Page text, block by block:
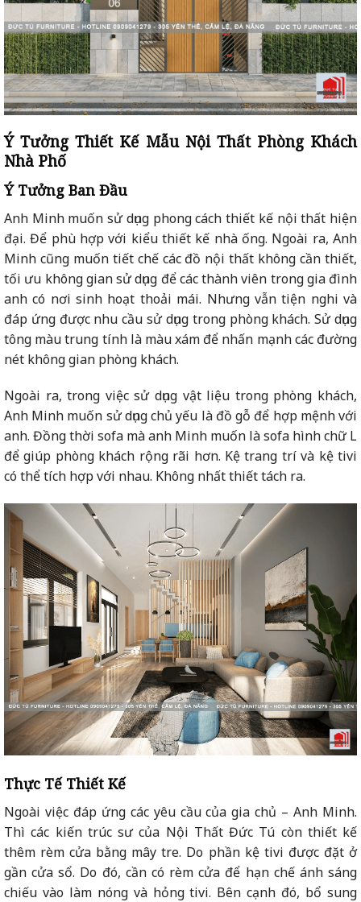
Ý Tưởng Thiết Kế Mẫu Nội Thất Phòng Khách
Nhà Phố
Ý Tưởng Ban Đầu
Anh Minh muốn sử dụng phong cách thiết kế nội thất hiện
đại. Để phù hợp với kiểu thiết kế nhà ống. Ngoài ra, Anh
Minh cũng muốn tiết chế các đồ nội thất không cần thiết,
tối ưu không gian sử dụng để các thành viên trong gia đình
anh có nơi sinh hoạt thoải mái. Nhưng vẫn tiện nghi và
đáp ứng được nhu cầu sử dụng trong phòng khách. Sử dụng
tông màu trung tính là màu xám để nhấn mạnh các đường
nét không gian phòng khách.
Ngoài ra, trong việc sử dụng vật liệu trong phòng khách,
Anh Minh muốn sử dụng chủ yếu là đồ gỗ để hợp mệnh với
anh. Đồng thời sofa mà anh Minh muốn là sofa hình chữ L
để giúp phòng khách rộng rãi hơn. Kệ trang trí và kệ tivi
có thể tích hợp với nhau. Không nhất thiết tách ra.
Thực Tế Thiết Kế
Ngoài việc đáp ứng các yêu cầu của gia chủ – Anh Minh.
Thì các kiến trúc sư của Nội Thất Đức Tú còn thiết kế
thêm rèm cửa bằng mây tre. Do phần kệ tivi được đặt ở
gần cửa sổ. Do đó, cần có rèm cửa để hạn chế ánh sáng
chiếu vào làm nóng và hỏng tivi. Bên cạnh đó, bổ sung